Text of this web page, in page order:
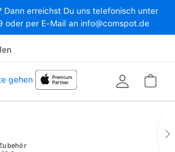
Dann erreichst Du uns telefonisch unter
oder per E-Mail an info@comspot.de